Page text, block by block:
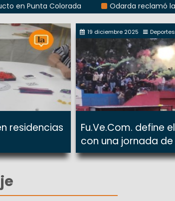
Colorada
Odarda reclamó la
residencias
19 diciembre 2025 Deportes
Fu.Ve.Com. define
con una jornada